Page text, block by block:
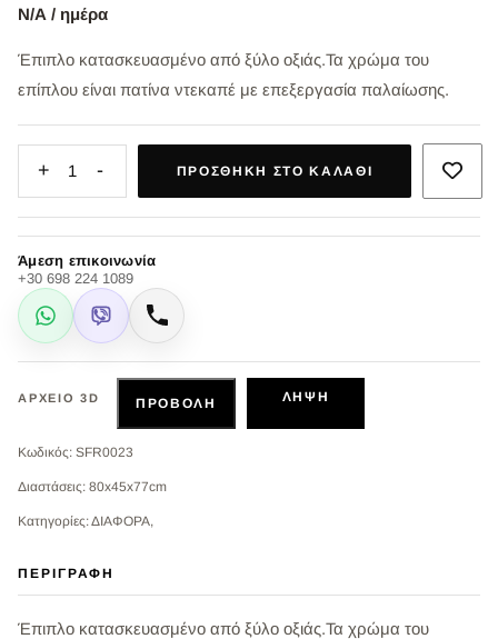
Ν/Α / ημέρα
Έπιπλο κατασκευασμένο από ξύλο οξιάς.Τα χρώμα του
επίπλου είναι πατίνα ντεκαπέ με επεξεργασία παλαίωσης.
+ 1 - ΠΡΟΣΘΉΚΗ ΣΤΟ ΚΑΛΆΘΙ
Άμεση επικοινωνία
+30 698 224 1089
WhatsApp
Viber Κλήση
ΑΡΧΕΊΟ 3D ΠΡΟΒΟΛΉ ΛΉΨΗ
Κωδικός: SFR0023
Διαστάσεις: 80x45x77cm
Κατηγορίες: ΔΙΑΦΟΡΑ,
ΠΕΡΙΓΡΑΦΉ
Έπιπλο κατασκευασμένο από ξύλο οξιάς.Τα χρώμα του